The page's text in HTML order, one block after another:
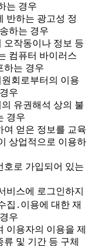
는 경우
반하는 광고성 정
하는 경우
오작동이나 정보 등
컴퓨터 바이러스
하는 경우
회로부터의 이용
우
유권해석 상의 불
경우
여 얻은 정보를 교육
상업적으로 이용하
호로 가입되어 있는
비스에 로그인하지
집․이용에 대한 재
우
용자의 이용을 제
및 기간 등 구체